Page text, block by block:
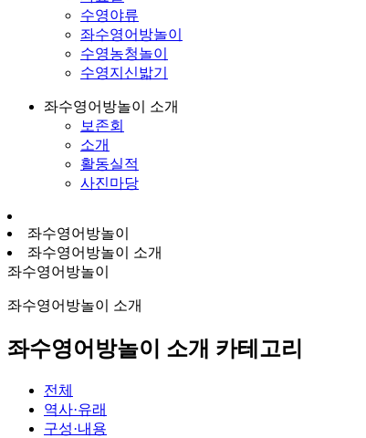
수영야류
좌수영어방놀이
수영농청놀이
수영지신밟기
좌수영어방놀이 소개
보존회
소개
활동실적
사진마당
좌수영어방놀이
좌수영어방놀이 소개
좌수영어방놀이
좌수영어방놀이 소개
좌수영어방놀이 소개 카테고리
전체
역사·유래
구성·내용